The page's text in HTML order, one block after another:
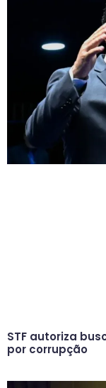
STF autoriza
por corrupção